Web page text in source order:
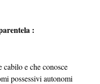
:
cabilo e che conosce
possessivi autonomi